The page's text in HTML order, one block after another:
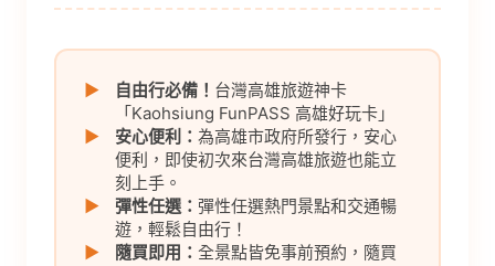
▶ 自由行必備！ 台灣高雄旅遊神卡
「Kaohsiung FunPASS 高雄好玩卡」
▶
安心便利： 為高雄市政府所發行，安心
便利，即使初次來台灣高雄旅遊也能立
刻上手。
▶
彈性任選： 彈性任選熱門景點和交通暢
遊，輕鬆自由行！
▶
隨買即用： 全景點皆免事前預約，隨買